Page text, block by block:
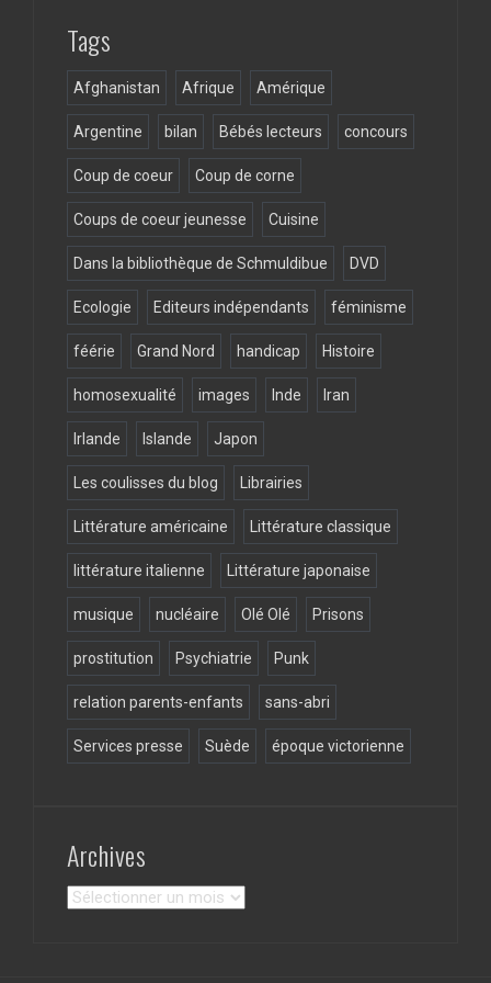
Tags
Afghanistan Afrique Amérique
Argentine bilan Bébés lecteurs concours
Coup de coeur Coup de corne
Coups de coeur jeunesse Cuisine
Dans la bibliothèque de Schmuldibue DVD
Ecologie Editeurs indépendants féminisme
féérie Grand Nord handicap Histoire
homosexualité images Inde Iran
Irlande Islande Japon
Les coulisses du blog Librairies
Littérature américaine Littérature classique
littérature italienne Littérature japonaise
musique nucléaire Olé Olé Prisons
prostitution Psychiatrie Punk
relation parents-enfants sans-abri
Services presse Suède époque victorienne
Archives
Archives